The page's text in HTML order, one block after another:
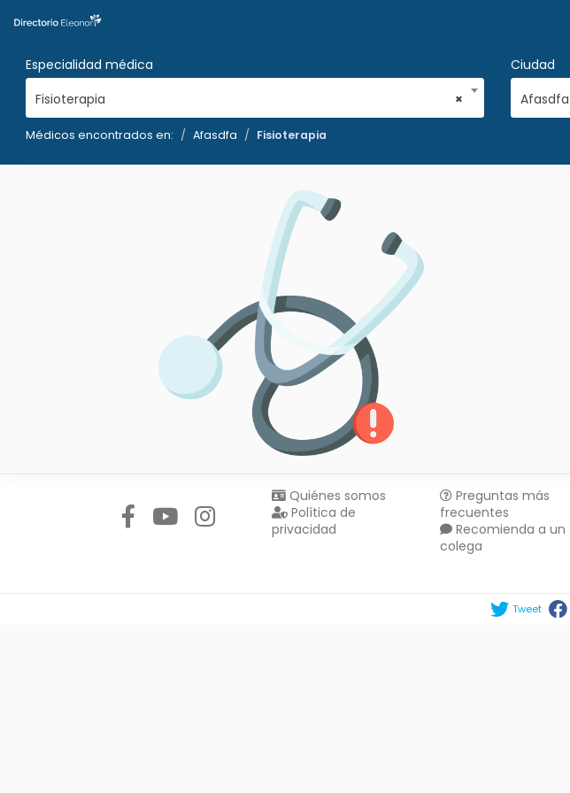
Especialidad médica
×
Fisioterapia
Ciudad
Afasdfa
Médicos encontrados en: Afasdfa Fisioterapia
Quiénes somos
Política de
privacidad
Preguntas más
frecuentes
Recomienda a un
colega
Tweet